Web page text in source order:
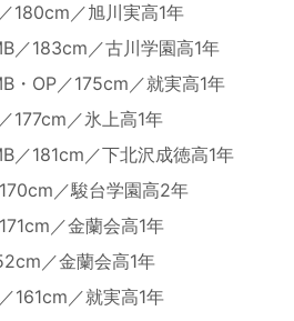
／180cm ／旭川実高1年
／183cm ／古川学園高1年
・ OP／175cm ／就実高1年
／177cm ／氷上高1年
／181cm ／下北沢成徳高1年
170cm ／駿台学園高2年
171cm ／金蘭会高1年
／金蘭会高1年
／161cm ／就実高1年